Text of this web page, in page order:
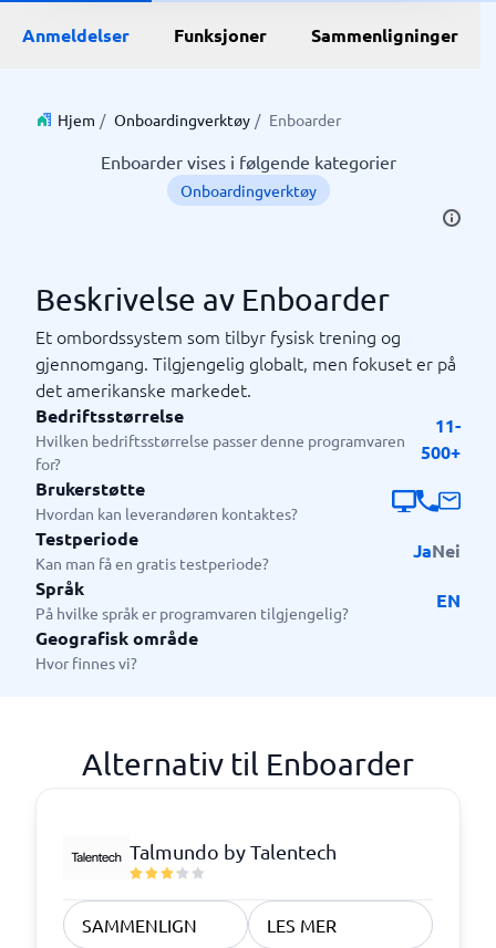
Anmeldelser Funksjoner Sammenligninger
Hjem / Onboardingverktøy / Enboarder
Enboarder vises i følgende kategorier
Onboardingverktøy
Beskrivelse av Enboarder
Et ombordssystem som tilbyr fysisk trening og
gjennomgang. Tilgjengelig globalt, men fokuset er på
det amerikanske markedet.
Bedriftsstørrelse
Hvilken bedriftsstørrelse passer denne programvaren
for?
11-
500+
Brukerstøtte
Hvordan kan leverandøren kontaktes?
Testperiode
Kan man få en gratis testperiode?
JaNei
Språk
På hvilke språk er programvaren tilgjengelig?
EN
Geografisk område
Hvor finnes vi?
Alternativ til Enboarder
Talmundo by Talentech
SAMMENLIGN LES MER